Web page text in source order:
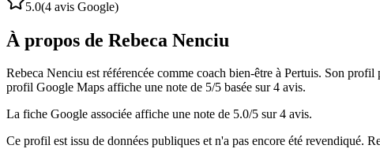
5.0(4 avis Google)
À propos de Rebeca Nenciu
Rebeca Nenciu est référencée comme coach bien-être à Pertuis. Son
profil Google Maps affiche une note de 5/5 basée sur 4 avis.
La fiche Google associée affiche une note de 5.0/5 sur 4 avis.
Ce profil est issu de données publiques et n'a pas encore été revendiqué.